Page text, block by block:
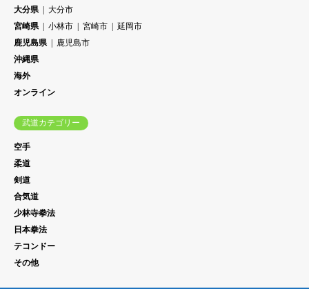
大分県
大分市
宮崎県
小林市 宮崎市
延岡市
鹿児島県
鹿児島市
沖縄県
海外
オンライン
武道カテゴリー
空手
柔道
剣道
合気道
少林寺拳法
日本拳法
テコンドー
その他